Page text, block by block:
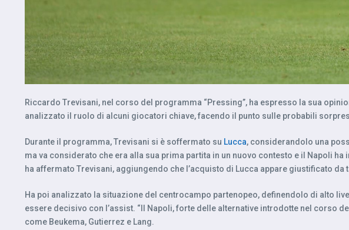
Riccardo Trevisani, nel corso del programma “Pressing”, ha espresso la sua
analizzato il ruolo di alcuni giocatori chiave, facendo il punto sulle probabili
Durante il programma, Trevisani si è soffermato su Lucca, considerandolo una
ma va considerato che era alla sua prima partita in un nuovo contesto e il Napoli
ha affermato Trevisani, aggiungendo che l’acquisto di Lucca appare giustificato da
Ha poi analizzato la situazione del centrocampo partenopeo, definendolo di alto
essere decisivo con l’assist. “Il Napoli, forte delle alternative introdotte nel corso
come Beukema, Gutierrez e Lang.